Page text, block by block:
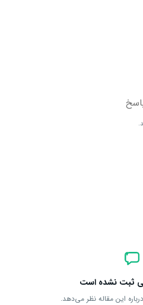
ثبت نشده است
این مقاله نظر می‌دهد.